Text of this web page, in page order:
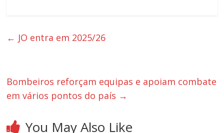
← JO entra em 2025/26
Bombeiros reforçam equipas e apoiam combate
em vários pontos do país →
You May Also Like